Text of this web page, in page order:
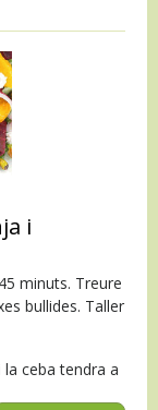
i
minuts. Treure
bullides. Taller
ceba tendra a